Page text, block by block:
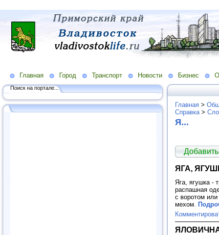
Главная Город Транспорт Новости Бизнес
Поиск на портале...
Главная >
Справка >
Я...
ЯГА,
Яга, ягушка -
распашная
с воротом или
мехом.